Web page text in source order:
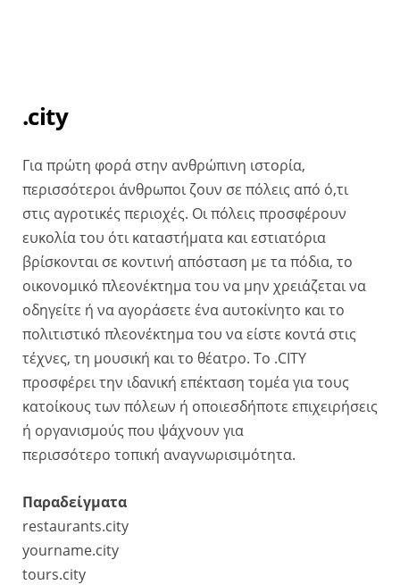
.city
Για πρώτη φορά στην ανθρώπινη ιστορία,
περισσότεροι άνθρωποι ζουν σε πόλεις από ό,τι
στις αγροτικές περιοχές. Οι πόλεις προσφέρουν
ευκολία του ότι καταστήματα και εστιατόρια
βρίσκονται σε κοντινή απόσταση με τα πόδια, το
οικονομικό πλεονέκτημα του να μην χρειάζεται να
οδηγείτε ή να αγοράσετε ένα αυτοκίνητο και το
πολιτιστικό πλεονέκτημα του να είστε κοντά στις
τέχνες, τη μουσική και το θέατρο. Το .CITY
προσφέρει την ιδανική επέκταση τομέα για τους
κατοίκους των πόλεων ή οποιεσδήποτε επιχειρήσεις
ή οργανισμούς που ψάχνουν για
περισσότερο τοπική αναγνωρισιμότητα.
Παραδείγματα
restaurants.city
yourname.city
tours.city